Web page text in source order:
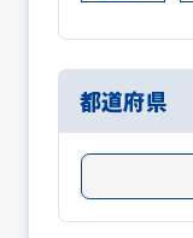
都道府県